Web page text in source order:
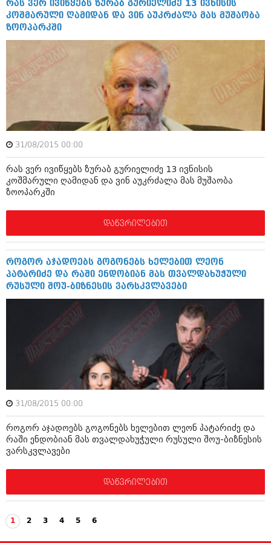
ივნისი 2010 (685)
მაისი 2010 (232)
აპრილი 2010 (229)
მარტი 2010 (454)
თებერვალი 2010 (421)
იანვარი 2010 (422)
დეკემბერი 2009 (510)
ნოემბერი 2009 (308)
ოქტომბერი 2009 (382)
სექტემბერი 2009 (541)
აგვისტო 2009 (14)
თებერვალი 0216 (1)
ოქტომბერი 0215 (1)
აგვისტო 0215 (2)
ივნისი 0212 (2)
ნოემბერი 0201 (1)
რას ვერ ივიწყებს ზურაბ გურიელიძე 13 ივნისის
კოშმარული ღამიდან და ვინ აუკრძალა მას მუშაობა
ზოოპარკში
31/08/2015 00:00
რას ვერ ივიწყებს ზურაბ გურიელიძე 13 ივნისის
კოშმარული ღამიდან და ვინ აუკრძალა მას მუშაობა
ზოოპარკში
დაწვრილებით
როგორ აჯადოებს გოგონებს ხელებით ლეონ
პატარიძე და რაში ენდობიან მას თვალდახუჭული
რუსული შოუ-ბიზნესის ვარსკვლავები
31/08/2015 00:00
როგორ აჯადოებს გოგონებს ხელებით ლეონ პატარიძე და
რაში ენდობიან მას თვალდახუჭული რუსული შოუ-ბიზნესის
ვარსკვლავები
დაწვრილებით
1 2 3 4 5 6